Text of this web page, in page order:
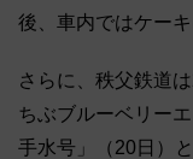
後、車内ではケーキ
さらに、秩父鉄道
ちぶブルーベリー
手水号」（20日）